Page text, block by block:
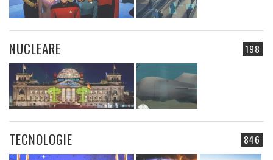
198
NUCLEARE
846
TECNOLOGIE